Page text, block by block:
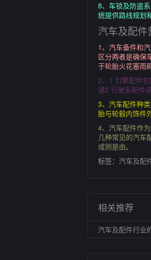
8、车锁及防盗
统提供路线规划
汽车及配件
1、汽车备件和
区分两者是确保
于轮胎火花塞雨
2、1 引擎配件
键2 行驶系配件
3、汽车配件种
胎与轮毂内饰件
4、汽车配件作
几种常见的汽车
成则是由。
标签： 汽车及配
相关推荐
汽车及配件行业